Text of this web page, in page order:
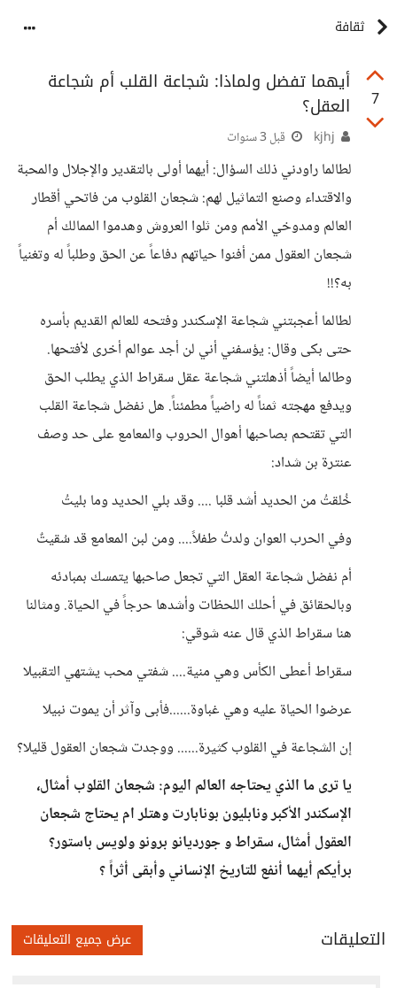
ثقافة
7
أيهما تفضل ولماذا: شجاعة القلب أم شجاعة
العقل؟
قبل 3 سنوات
لطالما راودني ذلك السؤال: أيهما أولى بالتقدير والإجلال والمحبة
والاقتداء وصنع التماثيل لهم: شجعان القلوب من فاتحي أقطار
العالم ومدوخي الأمم ومن ثلوا العروش وهدموا الممالك أم
شجعان العقول ممن أفنوا حياتهم دفاعاً عن الحق وطلباً له وتغنياً
به؟!!
لطالما أعجبتني شجاعة الإسكندر وفتحه للعالم القديم بأسره
حتى بكى وقال: يؤسفني أني لن أجد عوالم أخرى لأفتحها.
وطالما أيضاً أذهلتني شجاعة عقل سقراط الذي يطلب الحق
ويدفع مهجته ثمناً له راضياً مطمئناً. هل نفضل شجاعة القلب
التي تقتحم بصاحبها أهوال الحروب والمعامع على حد وصف
عنترة بن شداد:
خُلقتُ من الحديد أشد قلبا .... وقد بلي الحديد وما بليتُ
وفي الحرب العوان ولدتُ طفلاً.... ومن لبن المعامع قد سُقيتٌ
أم نفضل شجاعة العقل التي تجعل صاحبها يتمسك بمبادئه
وبالحقائق في أحلك اللحظات وأشدها حرجاً في الحياة. ومثالنا
هنا سقراط الذي قال عنه شوقي:
سقراط أعطى الكأس وهي منية.... شفتي محب يشتهي التقبيلا
عرضوا الحياة عليه وهي غباوة......فأبى وآثر أن يموت نبيلا
إن الشجاعة في القلوب كثيرة...... ووجدت شجعان العقول قليلا؟
يا ترى ما الذي يحتاجه العالم اليوم: شجعان القلوب أمثال،
الإسكندر الأكبر ونابليون بونابارت وهتلر ام يحتاج شجعان
العقول أمثال، سقراط و جورديانو برونو ولويس باستور؟
برأيكم أيهما أنفع للتاريخ الإنساني وأبقى أثراً ؟
التعليقات عرض جميع التعليقات